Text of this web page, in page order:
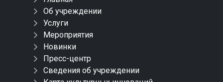
Об учреждении
Услуги
Мероприятия
Новинки
Пресс-центр
Сведения об учреждении